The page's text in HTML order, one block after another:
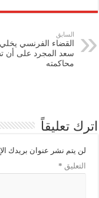
السابق
القضاء الفرنسي
سعد المجرد على أن
محاكمته
اترك تعليقاً
لن يتم نشر عنوان بريدك
التعليق *